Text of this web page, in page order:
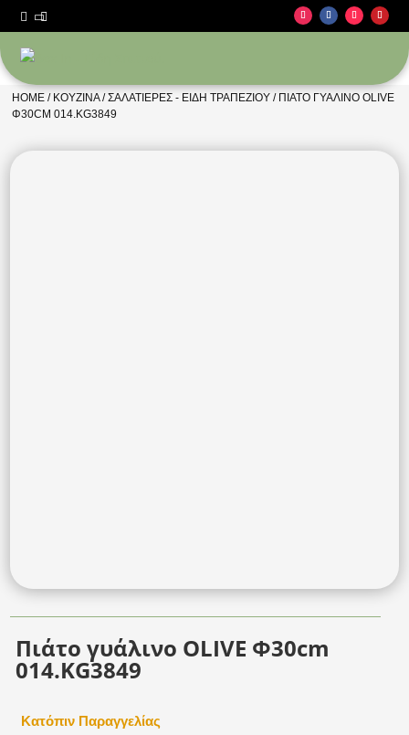
 
HOME / ΚΟΥΖΊΝΑ/ΣΑΛΑΤΙΈΡΕΣ - ΕΊΔΗ ΤΡΑΠΕΖΙΟΎ / ΠΙΆΤΟ ΓΥΆΛΙΝΟ OLIVE
Φ30CM 014.KG3849
Πιάτο γυάλινο OLIVE Φ30cm
014.KG3849
Κατόπιν Παραγγελίας